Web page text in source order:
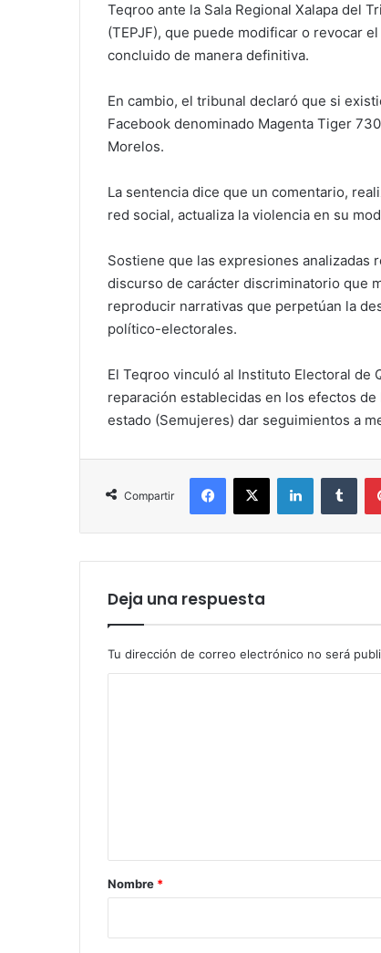
Teqroo ante la Sala Regional Xalapa del
(TEPJF), que puede modificar o revocar
concluido de manera definitiva.
En cambio, el tribunal declaró que si
Facebook denominado Magenta Tiger
Morelos.
La sentencia dice que un comentario,
red social, actualiza la violencia en su
Sostiene que las expresiones analizadas
discurso de carácter discriminatorio que
reproducir narrativas que perpetúan la
político-electorales.
El Teqroo vinculó al Instituto Electoral de
reparación establecidas en los efectos
estado (Semujeres) dar seguimientos a
Compartir
Facebook
X LinkedIn
Deja una respuesta
Tu dirección de correo electrónico no será
rNombre *